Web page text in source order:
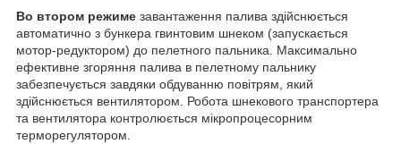
Во втором режиме завантаження палива здійснюється
автоматично з бункера гвинтовим шнеком (запускається
мотор-редуктором) до пелетного пальника. Максимально
ефективне згоряння палива в пелетному пальнику
забезпечується завдяки обдуванню повітрям, який
здійснюється вентилятором. Робота шнекового транспортера
та вентилятора контролюється мікропроцесорним
терморегулятором.